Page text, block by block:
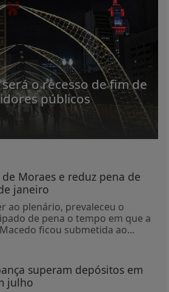
o recesso de fim de
públicos
de Moraes e reduz pena de
janeiro
ao plenário, prevaleceu o
de pena o tempo em que a
ficou submetida ao...
superam depósitos em
julho